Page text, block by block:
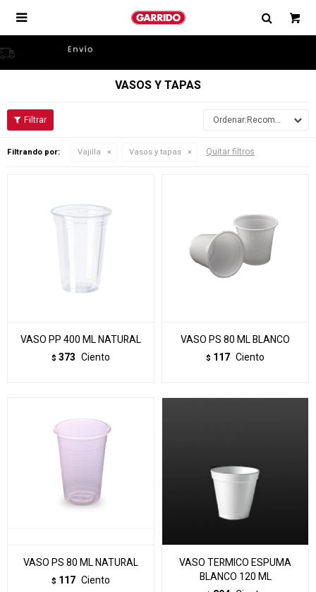

VASOS Y TAPAS
Recomendados
Filtrando por: Vajilla Vasos y tapas Quitar filtros
VASO PP 400 ML NATURAL
$ 373 Ciento
VASO PS 80 ML BLANCO
$ 117 Ciento
VASO PS 80 ML NATURAL
$ 117 Ciento
VASO TERMICO ESPUMA
BLANCO 120 ML